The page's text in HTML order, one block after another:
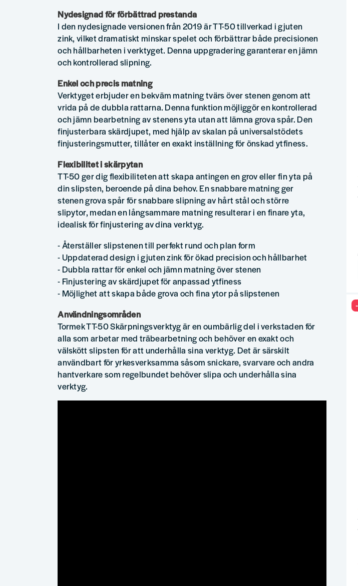
Nydesignad för förbättrad prestanda
I den nydesignade versionen från 2019 är TT-50 tillverkad i gjuten
zink, vilket dramatiskt minskar spelet och förbättrar både precisionen
och hållbarheten i verktyget. Denna uppgradering garanterar en jämn
och kontrollerad slipning.
Enkel och precis matning
Verktyget erbjuder en bekväm matning tvärs över stenen genom att
vrida på de dubbla rattarna. Denna funktion möjliggör en kontrollerad
och jämn bearbetning av stenens yta utan att lämna grova spår. Den
finjusterbara skärdjupet, med hjälp av skalan på universalstödets
finjusteringsmutter, tillåter en exakt inställning för önskad ytfiness.
Flexibilitet i skärpytan
TT-50 ger dig flexibiliteten att skapa antingen en grov eller fin yta på
din slipsten, beroende på dina behov. En snabbare matning ger
stenen grova spår för snabbare slipning av hårt stål och större
slipytor, medan en långsammare matning resulterar i en finare yta,
idealisk för finjustering av dina verktyg.
- Återställer slipstenen till perfekt rund och plan form
- Uppdaterad design i gjuten zink för ökad precision och hållbarhet
- Dubbla rattar för enkel och jämn matning över stenen
- Finjustering av skärdjupet för anpassad ytfiness
- Möjlighet att skapa både grova och fina ytor på slipstenen
Användningsområden
Tormek TT-50 Skärpningsverktyg är en oumbärlig del i verkstaden för
alla som arbetar med träbearbetning och behöver en exakt och
välskött slipsten för att underhålla sina verktyg. Det är särskilt
användbart för yrkesverksamma såsom snickare, svarvare och andra
hantverkare som regelbundet behöver slipa och underhålla sina
verktyg.